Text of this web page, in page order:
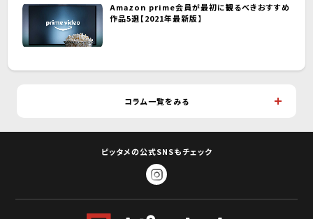
Amazon prime会員が最初に観るべきおすすめ
作品5選【2021年最新版】
コラム一覧をみる
ピッタメの公式SNSもチェック